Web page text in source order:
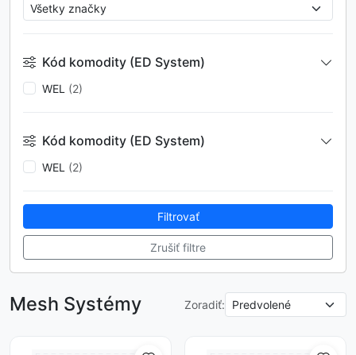
Kód komodity (ED System)
WEL (2)
Kód komodity (ED System)
WEL (2)
Filtrovať
Zrušiť filtre
Mesh Systémy Zoradiť: